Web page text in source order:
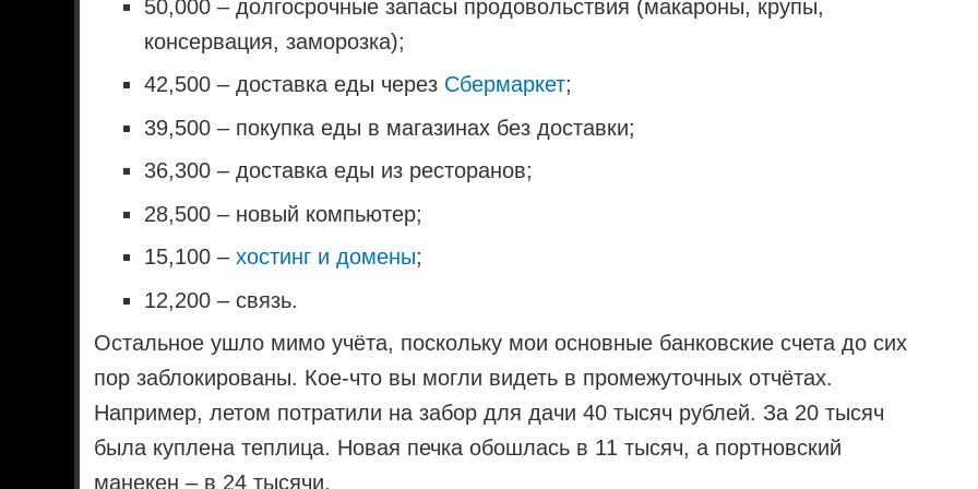
50,000 – долгосрочные запасы продовольствия (макароны, крупы,
консервация, заморозка);
42,500 – доставка еды через Сбермаркет;
39,500 – покупка еды в магазинах без доставки;
36,300 – доставка еды из ресторанов;
28,500 – новый компьютер;
15,100 – хостинг и домены;
12,200 – связь.
Остальное ушло мимо учёта, поскольку мои основные банковские счета до сих
пор заблокированы. Кое-что вы могли видеть в промежуточных отчётах.
Например, летом потратили на забор для дачи 40 тысяч рублей. За 20 тысяч
была куплена теплица. Новая печка обошлась в 11 тысяч, а портновский
манекен – в 24 тысячи.